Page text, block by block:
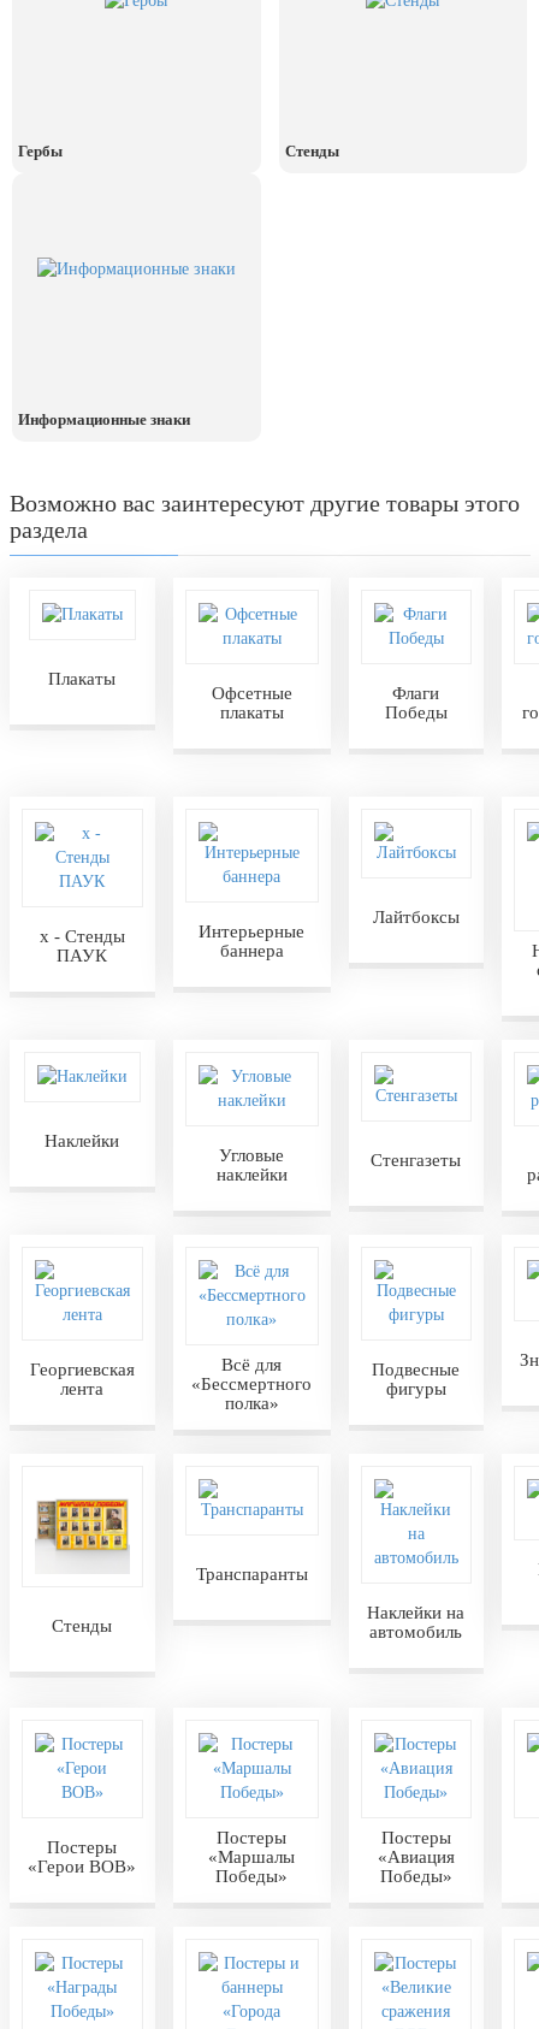
День рыбака (второе воскресенье
Гербы Стенды
Информационные знаки
Возможно вас заинтересуют другие товары этого
раздела
Плакаты
Офсетные
плакаты
Флаги
Победы
х - Стенды
ПАУК
Интерьерные
баннера
Лайтбоксы
Наклейки
Угловые
наклейки
Стенгазеты
Георгиевская
лента
Всё для
«Бессмертного
полка»
Подвесные
фигуры
Стенды
Транспаранты
Наклейки на
автомобиль
Постеры
«Герои ВОВ»
Постеры
«Маршалы
Победы»
Постеры
«Авиация
Победы»